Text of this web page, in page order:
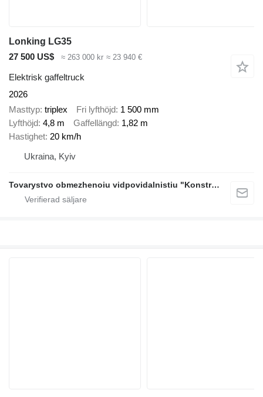
Lonking LG35
27 500 US$
≈ 263 000 kr ≈ 23 940 €
Elektrisk gaffeltruck
2026
Masttyp triplex Fri lyfthöjd 1 500 mm
Lyfthöjd 4,8 m Gaffellängd 1,82 m
Hastighet 20 km/h
Ukraina, Kyiv
Tovarystvo obmezhenoiu vidpovidalnistiu "Konstrakshen Ekvipment DH"